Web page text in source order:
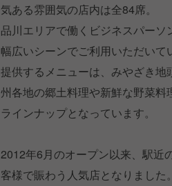
気ある雰囲気の店内は全84席。
品川エリアで働くビジネスパーソ
幅広いシーンでご利用いただいて
提供するメニューは、みやざき
州各地の郷土料理や新鮮な野菜
ラインナップとなっています。
2012年6月のオープン以来、駅近
客様で賑わう人気店となりました。